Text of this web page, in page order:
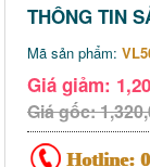
THÔNG TIN
Mã sản phẩm:
Giá giảm:
Giá gốc:
Hotline: